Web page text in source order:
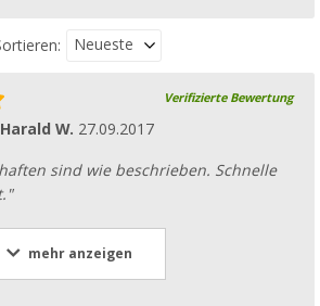
Neueste
Verifizierte Bewertung
Harald W. 27.09.2017
sind wie beschrieben. Schnelle
mehr anzeigen